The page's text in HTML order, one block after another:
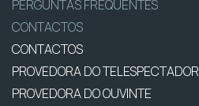
PERGUNTAS FREQUENTES
CONTACTOS
CONTACTOS
PROVEDORA DO TELESPECTADOR
PROVEDORA DO OUVINTE